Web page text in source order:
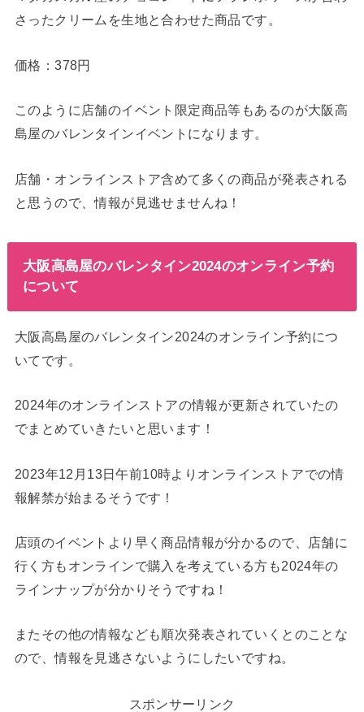
さったクリームを生地と合わせた商品です。
価格：378円
このように店舗のイベント限定商品等もあるのが大阪高
島屋のバレンタインイベントになります。
店舗・オンラインストア含めて多くの商品が発表される
と思うので、情報が見逃せませんね！
大阪高島屋のバレンタイン2024のオンライン予約
について
大阪高島屋のバレンタイン2024のオンライン予約につ
いてです。
2024年のオンラインストアの情報が更新されていたの
でまとめていきたいと思います！
2023年12月13日午前10時よりオンラインストアでの情
報解禁が始まるそうです！
店頭のイベントより早く商品情報が分かるので、店舗に
行く方もオンラインで購入を考えている方も2024年の
ラインナップが分かりそうですね！
またその他の情報なども順次発表されていくとのことな
ので、情報を見逃さないようにしたいですね。
スポンサーリンク